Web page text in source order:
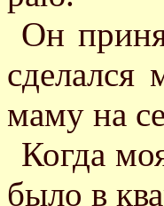
Он
маму на
Когда
было в